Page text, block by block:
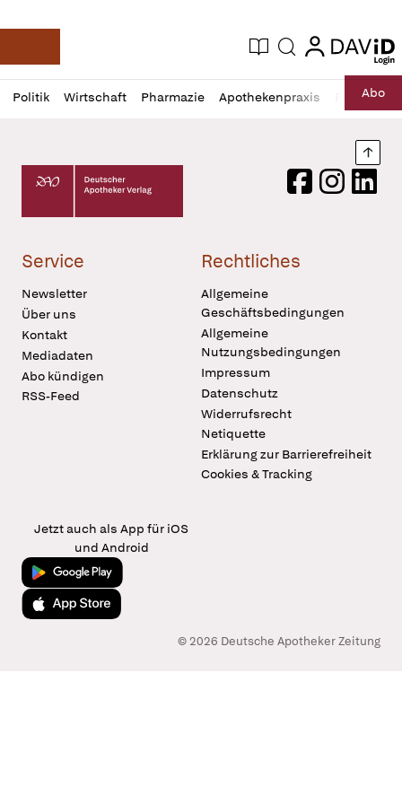
Deutsche Apotheker Zeitung
Aktuelle Ausgabe
Suche login
login
Politik Wirtschaft Pharmazie Apothekenpraxis RechtAbo
Profil
öffnen
Daz
Pur
Deutscher Apotheker Verlag Logo
FacebookInstagram
Service
Newsletter
Über uns
Kontakt
Mediadaten
Abo kündigen
RSS-Feed
Rechtliches
Allgemeine
Geschäftsbedingungen
Allgemeine
Nutzungsbedingungen
Impressum
Datenschutz
Widerrufsrecht
Netiquette
Erklärung zur Barrierefreiheit
Cookies & Tracking
Jetzt auch als App für iOS
und Android
Jetzt bei Google Play
Laden im App Store
© 2026 Deutsche Apotheker Zeitung